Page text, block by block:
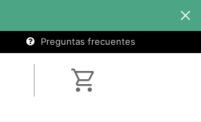
Preguntas frecuentes